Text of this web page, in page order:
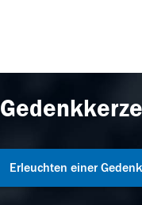
Erleuchten einer